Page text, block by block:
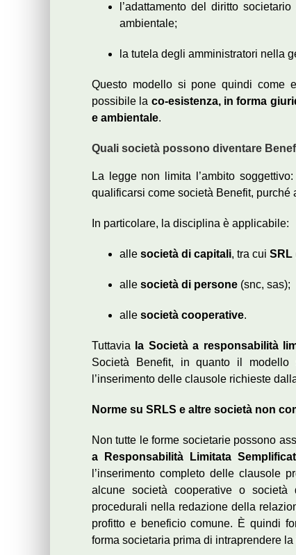
l’adattamento del diritto
ambientale;
la tutela degli amministratori nella
Questo modello si pone quindi come
possibile la co-esistenza, in forma
e ambientale.
Quali società possono diventare
La legge non limita l’ambito
qualificarsi come società Benefit,
In particolare, la disciplina è applicabile:
alle società di capitali, tra cui SRL
alle società di persone (snc, sas);
alle società cooperative.
Tuttavia la Società a responsabilità
Società Benefit, in quanto il modello
l’inserimento delle clausole richieste
Norme su SRLS e altre società non
Non tutte le forme societarie possono
a Responsabilità Limitata
l’inserimento completo delle clausole
alcune società cooperative o società
procedurali nella redazione della
profitto e beneficio comune. È quindi
forma societaria prima di intraprendere la